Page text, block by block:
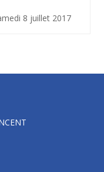
8 juillet 2017